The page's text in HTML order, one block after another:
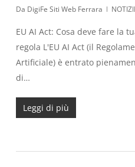
Da DigiFe Siti Web Ferrara
EU AI Act: Cosa deve fare la
regola L'EU AI Act (il
Artificiale) è entrato
di…
Leggi di più